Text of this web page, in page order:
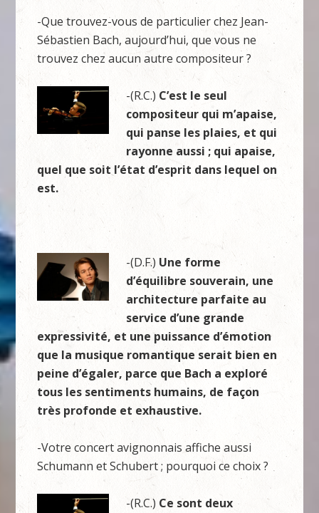
-Que trouvez-vous de particulier chez Jean-
Sébastien Bach, aujourd’hui, que vous ne
trouvez chez aucun autre compositeur ?
-(R.C.) C’est le seul
compositeur qui m’apaise,
qui panse les plaies, et qui
rayonne aussi ; qui apaise,
quel que soit l’état d’esprit dans lequel on
est.
-(D.F.) Une forme
d’équilibre souverain, une
architecture parfaite au
service d’une grande
expressivité, et une puissance d’émotion
que la musique romantique serait bien en
peine d’égaler, parce que Bach a exploré
tous les sentiments humains, de façon
très profonde et exhaustive.
-Votre concert avignonnais affiche aussi
Schumann et Schubert ; pourquoi ce choix ?
-(R.C.) Ce sont deux